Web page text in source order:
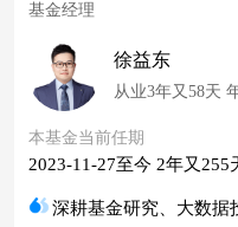
基金经理
徐益东
从业3年又58天
本基金当前任期
2023-11-27至今 2年又255
深耕基金研究、大数据